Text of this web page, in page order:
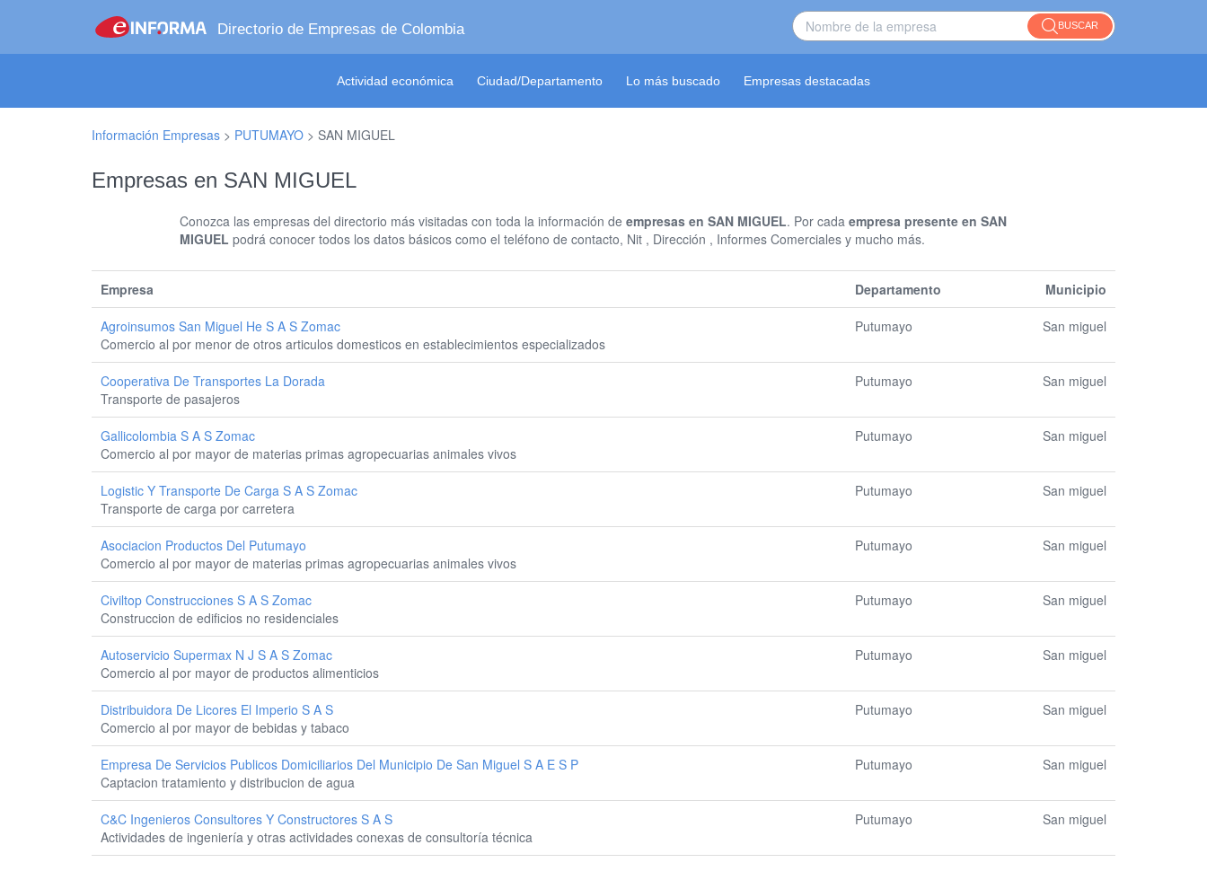
Directorio de Empresas de Colombia BUSCAR
Actividad económica Ciudad/Departamento Lo más buscado Empresas destacadas
Información Empresas > PUTUMAYO > SAN MIGUEL
Empresas en SAN MIGUEL
Conozca las empresas del directorio más visitadas con toda la información de empresas en SAN MIGUEL. Por cada empresa presente en SAN
MIGUEL podrá conocer todos los datos básicos como el teléfono de contacto, Nit , Dirección , Informes Comerciales y mucho más.
Empresa Departamento Municipio
Agroinsumos San Miguel He S A S Zomac
Comercio al por menor de otros articulos domesticos en establecimientos especializados
Putumayo San miguel
Cooperativa De Transportes La Dorada
Transporte de pasajeros
Putumayo San miguel
Gallicolombia S A S Zomac
Comercio al por mayor de materias primas agropecuarias animales vivos
Putumayo San miguel
Logistic Y Transporte De Carga S A S Zomac
Transporte de carga por carretera
Putumayo San miguel
Asociacion Productos Del Putumayo
Comercio al por mayor de materias primas agropecuarias animales vivos
Putumayo San miguel
Civiltop Construcciones S A S Zomac
Construccion de edificios no residenciales
Putumayo San miguel
Autoservicio Supermax N J S A S Zomac
Comercio al por mayor de productos alimenticios
Putumayo San miguel
Distribuidora De Licores El Imperio S A S
Comercio al por mayor de bebidas y tabaco
Putumayo San miguel
Empresa De Servicios Publicos Domiciliarios Del Municipio De San Miguel S A E S P
Captacion tratamiento y distribucion de agua
Putumayo San miguel
C&c Ingenieros Consultores Y Constructores S A S
Actividades de ingeniería y otras actividades conexas de consultoría técnica
Putumayo San miguel